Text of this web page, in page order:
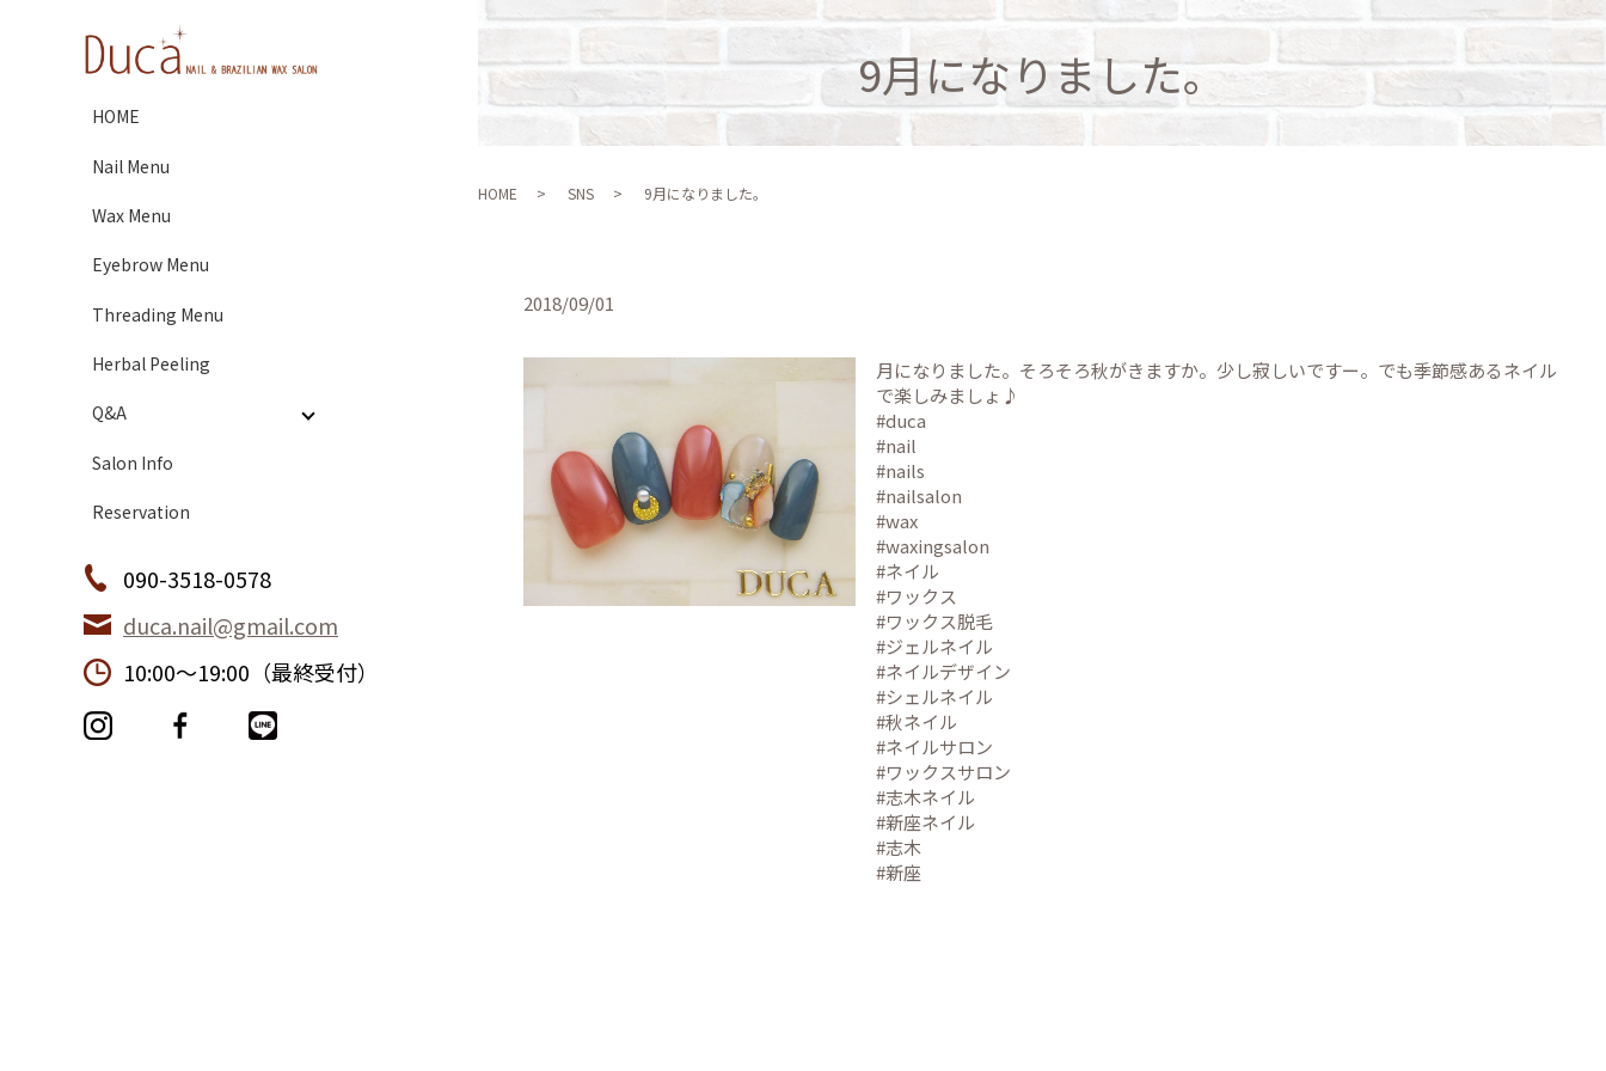
HOME
Nail Menu
Wax Menu
Eyebrow Menu
Threading Menu
Herbal Peeling
Q&A
Salon Info
Reservation
090-3518-0578
duca.nail@gmail.com
10:00〜19:00（最終受付）
9月になりました。
HOME SNS 9月になりました。
2018/09/01
月になりました。そろそろ秋がきますか。少し寂しいですー。でも季節感あるネイル
で楽しみましょ♪
#duca
#nail
#nails
#nailsalon
#wax
#waxingsalon
#ネイル
#ワックス
#ワックス脱毛
#ジェルネイル
#ネイルデザイン
#シェルネイル
#秋ネイル
#ネイルサロン
#ワックスサロン
#志木ネイル
#新座ネイル
#志木
#新座